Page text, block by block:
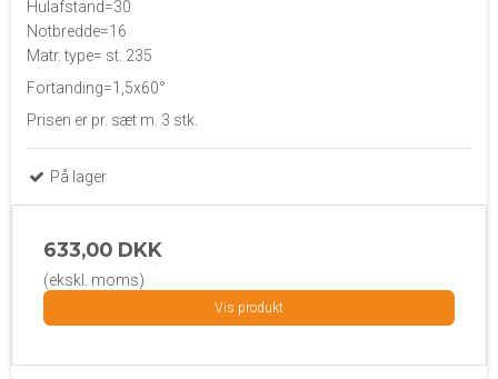
Hulafstand=30
Notbredde=16
Matr. type= st. 235
Fortanding=1,5x60°
Prisen er pr. sæt m. 3 stk.
På lager
633,00 DKK
(ekskl. moms)
Vis produkt